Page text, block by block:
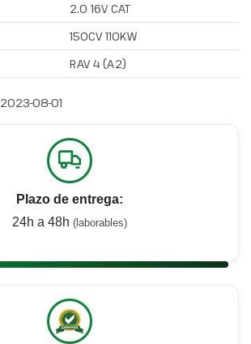
2.0 16V CAT
150CV 110KW
RAV 4 (A2)
2023-08-01
Plazo de entrega:
24h a 48h (laborables)